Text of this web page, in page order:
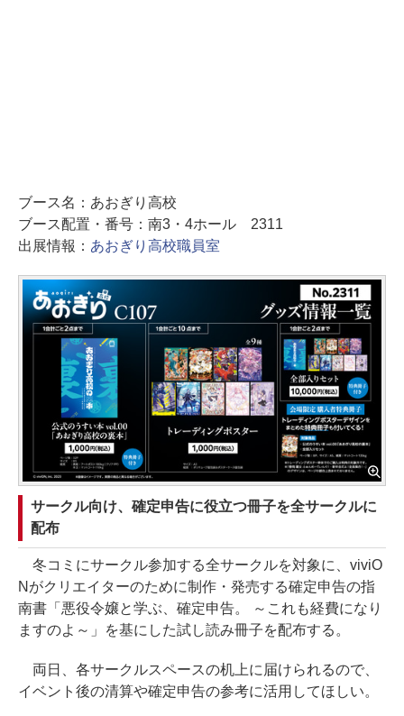
ブース名：あおぎり高校
ブース配置・番号：南3・4ホール 2311
出展情報： あおぎり高校職員室
サークル向け、確定申告に役立つ冊子を全サークルに
配布
冬コミにサークル参加する全サークルを対象に、viviO
Nがクリエイターのために制作・発売する確定申告の指
南書「悪役令嬢と学ぶ、確定申告。 ～これも経費になり
ますのよ～」を基にした試し読み冊子を配布する。
両日、各サークルスペースの机上に届けられるので、
イベント後の清算や確定申告の参考に活用してほしい。